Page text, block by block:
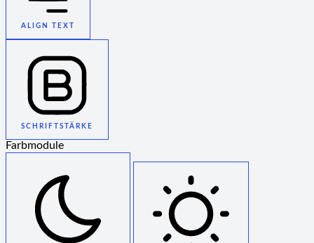
ALIGN TEXT
SCHRIFTSTÄRKE
Farbmodule